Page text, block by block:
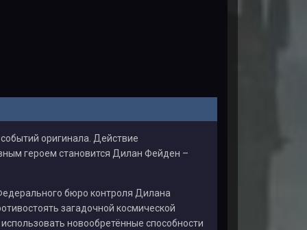
оригинала. Действие
героем становится Дилан Фейден –
бюро контроля Дилана
загадочной космической
новообретённые способности